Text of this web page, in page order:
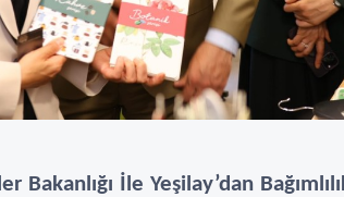
Bakanlığı İle Yeşilay’dan